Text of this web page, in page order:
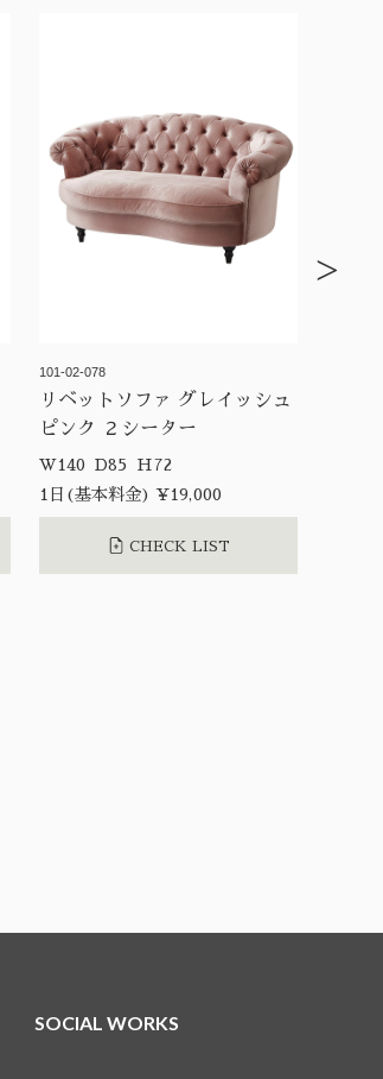
101-02-078
リベットソファ グレイッシュ
ピンク ２シーター
W140 D85 H72
1日(基本料金) ¥19,000
CHECK LIST
>
SOCIAL WORKS